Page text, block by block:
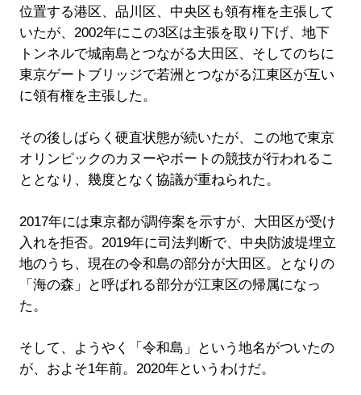
位置する港区、品川区、中央区も領有権を主張して
いたが、2002年にこの3区は主張を取り下げ、地下
トンネルで城南島とつながる大田区、そしてのちに
東京ゲートブリッジで若洲とつながる江東区が互い
に領有権を主張した。
その後しばらく硬直状態が続いたが、この地で東京
オリンピックのカヌーやボートの競技が行われるこ
ととなり、幾度となく協議が重ねられた。
2017年には東京都が調停案を示すが、大田区が受け
入れを拒否。2019年に司法判断で、中央防波堤埋立
地のうち、現在の令和島の部分が大田区。となりの
「海の森」と呼ばれる部分が江東区の帰属になっ
た。
そして、ようやく「令和島」という地名がついたの
が、およそ1年前。2020年というわけだ。